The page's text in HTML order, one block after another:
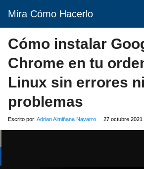
Mira Cómo Hacerlo
Cómo instalar
Chrome en tu
Linux sin errores ni
problemas
Escrito por: Adrian Almiñana Navarro 27 octubre 2021